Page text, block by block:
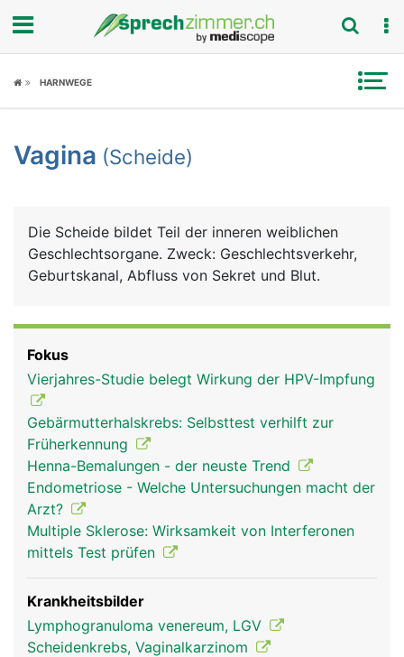
Fokus
Symptome
News
Rubriken
HARNWEGE
Vagina (Scheide)
Die Scheide bildet Teil der inneren weiblichen
Geschlechtsorgane. Zweck: Geschlechtsverkehr,
Geburtskanal, Abfluss von Sekret und Blut.
Fokus
Vierjahres-Studie belegt Wirkung der HPV-Impfung
Gebärmutterhalskrebs: Selbsttest verhilft zur
Früherkennung
Henna-Bemalungen - der neuste Trend
Endometriose - Welche Untersuchungen macht der
Arzt?
Multiple Sklerose: Wirksamkeit von Interferonen
mittels Test prüfen
Krankheitsbilder
Lymphogranuloma venereum, LGV
Scheidenkrebs, Vaginalkarzinom